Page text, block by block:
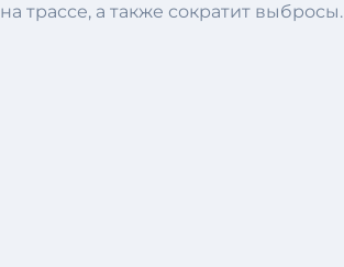
трассе, а также сократит выбросы.